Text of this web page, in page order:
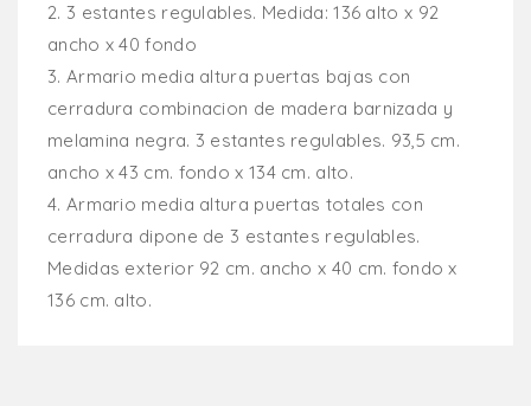
2. 3 estantes regulables. Medida: 136 alto x 92
ancho x 40 fondo
3. Armario media altura puertas bajas con
cerradura combinacion de madera barnizada y
melamina negra. 3 estantes regulables. 93,5 cm.
ancho x 43 cm. fondo x 134 cm. alto.
4. Armario media altura puertas totales con
cerradura dipone de 3 estantes regulables.
Medidas exterior 92 cm. ancho x 40 cm. fondo x
136 cm. alto.